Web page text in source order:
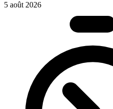
5 août 2026